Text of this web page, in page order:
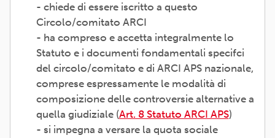
- chiede di essere iscritto a questo
Circolo/comitato ARCI
- ha compreso e accetta integralmente lo
Statuto e i documenti fondamentali specifci
del circolo/comitato e di ARCI APS nazionale,
comprese espressamente le modalità di
composizione delle controversie alternative a
quella giudiziale (Art. 8 Statuto ARCI APS)
- si impegna a versare la quota sociale